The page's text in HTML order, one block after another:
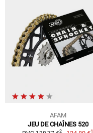
AFAM
JEU DE CHAÎNES 520
2 1